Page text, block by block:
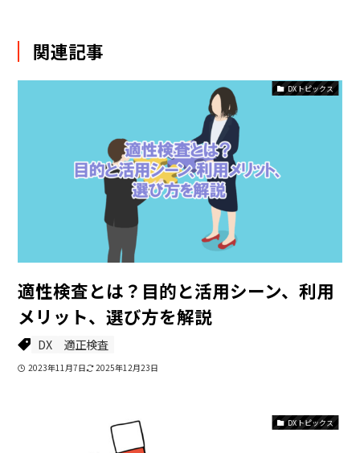
関連記事
DXトピックス
適性検査とは？目的と活用シーン、利用
メリット、選び方を解説
DX 適正検査
2023年11月7日 2025年12月23日
DXトピックス